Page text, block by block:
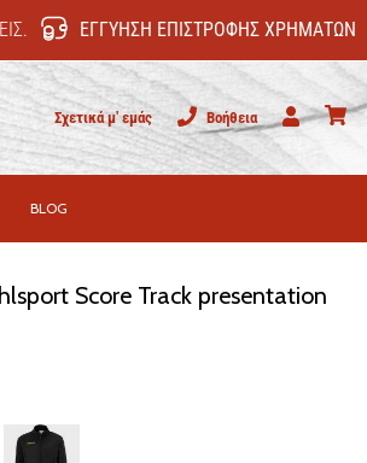
ΕΓΓΎΗΣΗ ΕΠΙΣΤΡΟΦΉΣ ΧΡΗΜΆΤΩΝ
Σχετικά μ' εμάς
Βοήθεια
Χρήστης
BLOG
Score Track presentation